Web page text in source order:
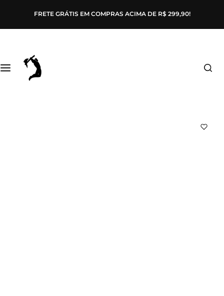
FRETE GRÁTIS EM COMPRAS ACIMA DE R$ 299,90!
o